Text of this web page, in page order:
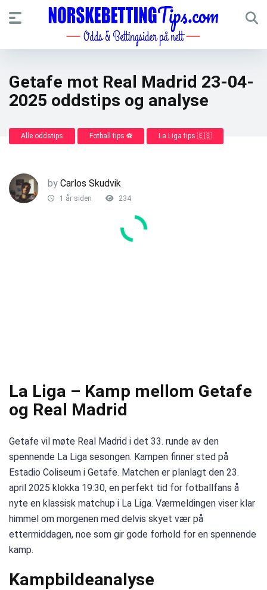
Getafe mot Real Madrid 23-04-
2025 oddstips og analyse
Alle oddstips Fotball tips ⚽ La Liga tips 🇪🇸
by Carlos Skudvik
1 år siden 234
La Liga – Kamp mellom Getafe
og Real Madrid
Getafe vil møte Real Madrid i det 33. runde av den
spennende La Liga sesongen. Kampen finner sted på
Estadio Coliseum i Getafe. Matchen er planlagt den 23.
april 2025 klokka 19:30, en perfekt tid for fotballfans å
nyte en klassisk matchup i La Liga. Værmeldingen viser klar
himmel om morgenen med delvis skyet vær på
ettermiddagen, noe som gir gode forhold for en spennende
kamp.
Kampbildeanalyse